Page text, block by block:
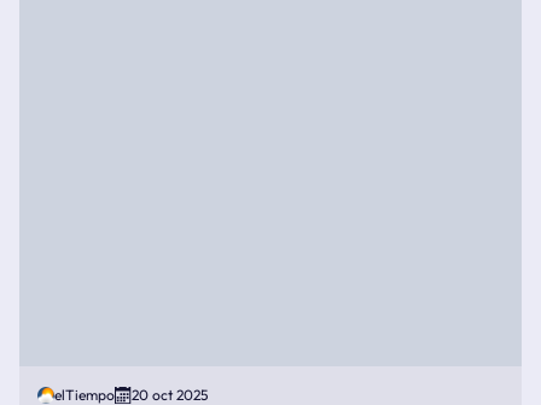
elTiempo 20 oct 2025